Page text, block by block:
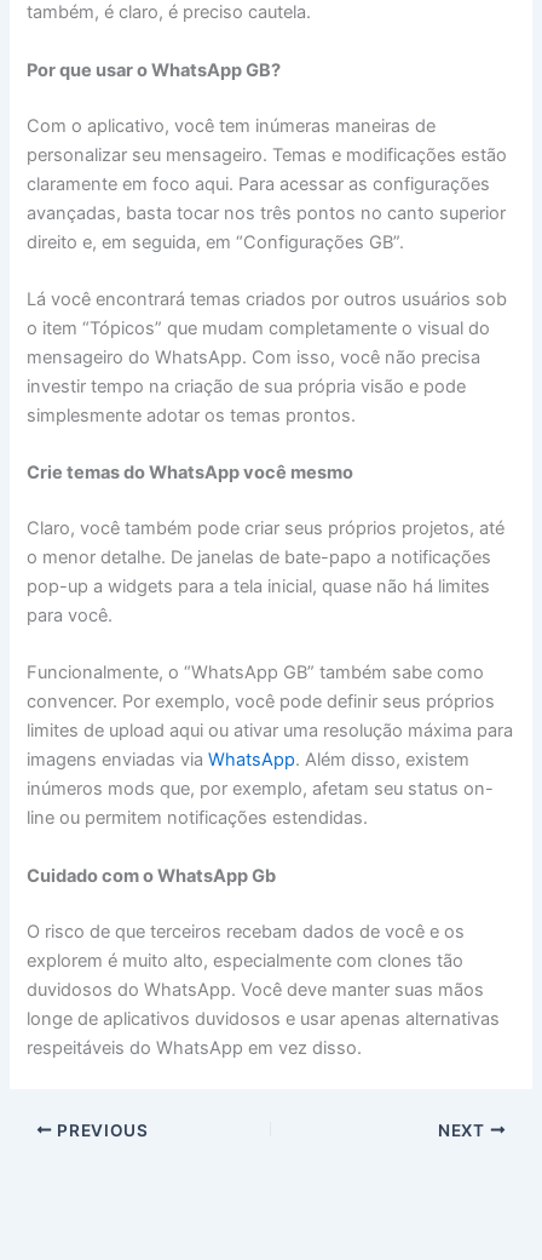
também, é claro, é preciso cautela.
Por que usar o WhatsApp GB?
Com o aplicativo, você tem inúmeras maneiras de
personalizar seu mensageiro. Temas e modificações estão
claramente em foco aqui. Para acessar as configurações
avançadas, basta tocar nos três pontos no canto superior
direito e, em seguida, em “Configurações GB”.
Lá você encontrará temas criados por outros usuários sob
o item “Tópicos” que mudam completamente o visual do
mensageiro do WhatsApp. Com isso, você não precisa
investir tempo na criação de sua própria visão e pode
simplesmente adotar os temas prontos.
Crie temas do WhatsApp você mesmo
Claro, você também pode criar seus próprios projetos, até
o menor detalhe. De janelas de bate-papo a notificações
pop-up a widgets para a tela inicial, quase não há limites
para você.
Funcionalmente, o “WhatsApp GB” também sabe como
convencer. Por exemplo, você pode definir seus próprios
limites de upload aqui ou ativar uma resolução máxima para
imagens enviadas viaWhatsApp. Além disso, existem
inúmeros mods que, por exemplo, afetam seu status on-
line ou permitem notificações estendidas.
Cuidado com o WhatsApp Gb
O risco de que terceiros recebam dados de você e os
explorem é muito alto, especialmente com clones tão
duvidosos do WhatsApp. Você deve manter suas mãos
longe de aplicativos duvidosos e usar apenas alternativas
respeitáveis do WhatsApp em vez disso.
PREVIOUS NEXT